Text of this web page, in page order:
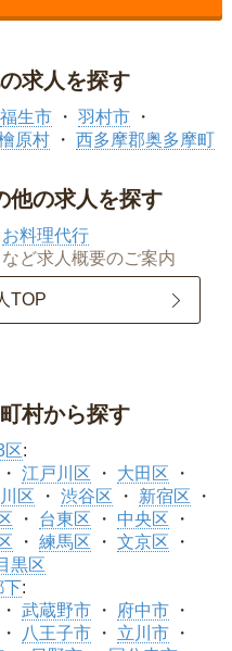
求人を探す
福生市
羽村市
原村 西多摩郡奥多摩町
他の求人を探す
お料理代行
ど求人概要のご案内
TOP
村から探す
区:
江戸川区
大田区
区 渋谷区
新宿区
台東区
中央区
練馬区
文京区
黒区
下:
武蔵野市
府中市
八王子市
立川市